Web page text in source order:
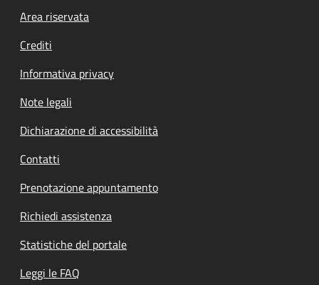
Footer menu
Area riservata
Crediti
Informativa privacy
Note legali
Dichiarazione di accessibilità
Contatti
Prenotazione appuntamento
Richiedi assistenza
Statistiche del portale
Leggi le FAQ